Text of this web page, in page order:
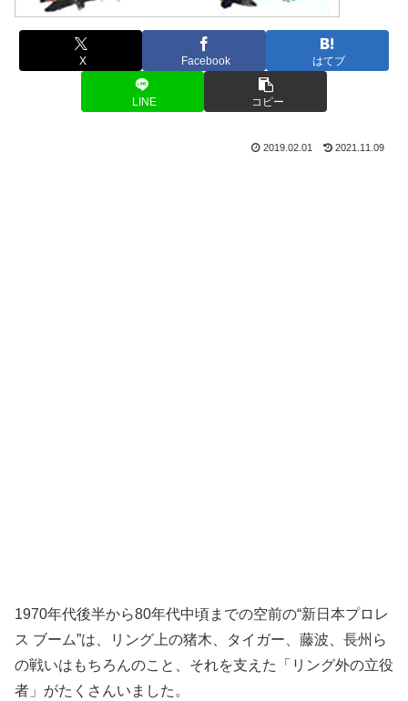
X Facebook はてブ
LINE コピー
2019.02.01 2021.11.09
1970年代後半から80年代中頃までの空前の“新日本プロレ
ス ブーム”は、リング上の猪木、タイガー、藤波、長州ら
の戦いはもちろんのこと、それを支えた「リング外の立役
者」がたくさんいました。